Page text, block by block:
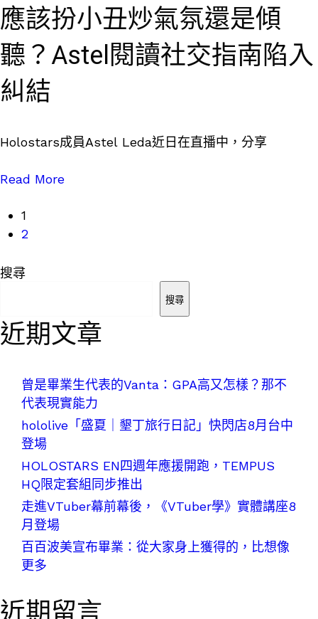
應該扮小丑炒氣氛還是傾
聽？Astel閱讀社交指南陷入
糾結
Holostars成員Astel Leda近日在直播中，分享
Read More
1
2
搜尋
搜尋
近期文章
曾是畢業生代表的Vanta：GPA高又怎樣？那不
代表現實能力
hololive「盛夏｜墾丁旅行日記」快閃店8月台中
登場
HOLOSTARS EN四週年應援開跑，TEMPUS
HQ限定套組同步推出
走進VTuber幕前幕後，《VTuber學》實體講座8
月登場
百百波美宣布畢業：從大家身上獲得的，比想像
更多